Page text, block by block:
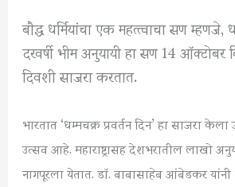
बौद्ध धर्मियांचा एक महत्त्वाचा सण म्हणजे,
दरवर्षी भीम अनुयायी हा सण 14
दिवशी साजरा करतात.
भारतात ‘धम्मचक्र प्रवर्तन दिन’ हा साजरा
उत्सव आहे. महाराष्ट्रासह देशभरातील लाखो
नागपूरला येतात. डॉ. बाबासाहेब आंबेडकर